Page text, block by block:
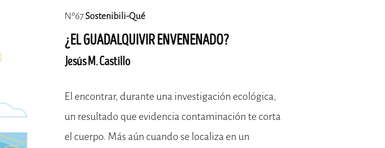
Nº67Sostenibili-Qué
¿EL GUADALQUIVIR ENVENENADO?
Jesús M. Castillo
El encontrar, durante una investigación ecológica,
un resultado que evidencia contaminación te corta
el cuerpo. Más aún cuando se localiza en un